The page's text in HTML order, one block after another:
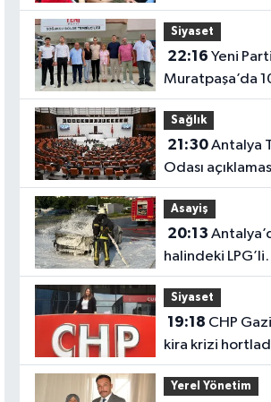
Mahsur kalan
kurtarıldı
Siyaset
22:16
Muratpaşa’da
belediye meclis
güçlendi
Sağlık
21:30Antalya Tabip
Odası
gündeminde
Asayiş
20:13
halindeki LPG’li
otomobil alev
yaralı
Siyaset
19:18
kira krizi
Başkanlığı mahkemeye
gitti
Yerel Yönetim